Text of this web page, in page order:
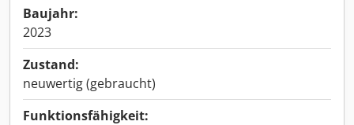
Baujahr:
2023
Zustand:
neuwertig (gebraucht)
Funktionsfähigkeit: